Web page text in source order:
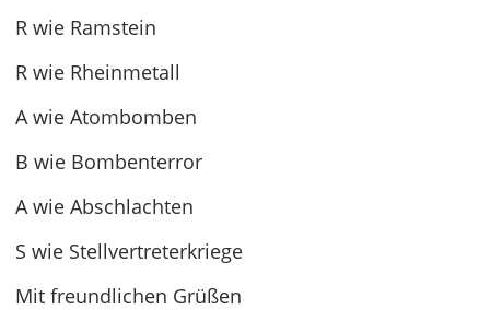
R wie Ramstein
R wie Rheinmetall
A wie Atombomben
B wie Bombenterror
A wie Abschlachten
S wie Stellvertreterkriege
Mit freundlichen Grüßen